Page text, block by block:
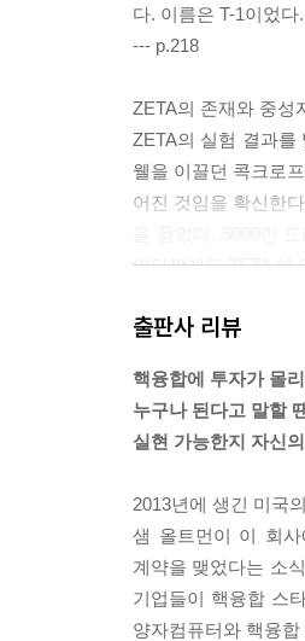
다. 이름은 T-1이었다.
--- p.218
ZETA의 존재와 중성
ZETA의 실험 결과를
웰을 이끌던 콕크로
어진 것임을 확신한
안타깝게도 ZETA 에
위한 UN 국제 학회
아서였다.
(……) 아르치모비치
만든 ‘실험 장치
였다. 플라즈마 전류
온도가 높지 않은 원
--- p.224
출판사 리뷰
핵융합에 투자가 몰
누구나 된다고 말할
실현 가능한지 자신
2013년에 생긴 미국
샘 올트먼이 이 회
계약을 맺었다는 소
기업들이 핵융합 스
양자컴퓨터와 핵융